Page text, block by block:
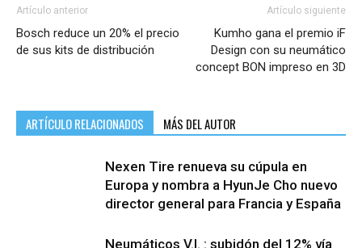
Artículo anterior
Bosch reduce un 20% el precio
de sus kits de distribución
Artículo siguiente
Kumho gana el premio iF
Design con su neumático
concept BON impreso en 3D
ARTÍCULO RELACIONADOS MÁS DEL AUTOR
Nexen Tire renueva su cúpula en
Europa y nombra a HyunJe Cho nuevo
director general para Francia y España
Neumáticos V.I. : subidón del 12% vía